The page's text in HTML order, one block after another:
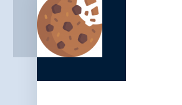
Martedì, giovedì e venerdì
8.00 – 11.00
11.00 – 14.00